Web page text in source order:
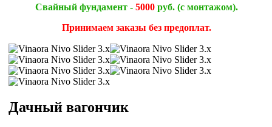
Свайный фундамент - 5000руб. (с монтажом).
Принимаем заказы без предоплат.
Дачный вагончик